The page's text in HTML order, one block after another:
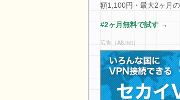
額1,100円・最大2ヶ月の
#2ヶ月無料で試す →
広告（A8.net）